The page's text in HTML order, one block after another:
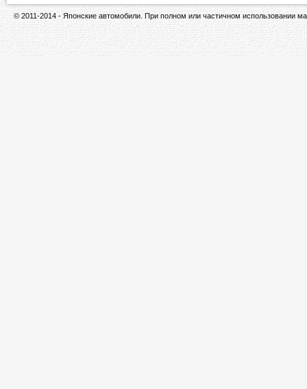
© 2011-2014 - Японские автомобили. При полном или частичном использовании